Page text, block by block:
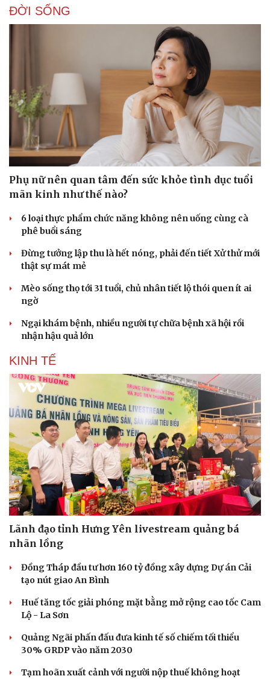
Thông tin doanh nghiệp
Doanh nghiệp 24h
Doanh nhân
Vì cộng đồng
Công nghệ
Sành điệu
Tin Công nghệ
Trải nghiệm
Chuyển đổi số
ĐỜI SỐNG
Phụ nữ nên quan tâm đến sức khỏe tình dục tuổi
mãn kinh như thế nào?
6 loại thực phẩm chức năng không nên uống cùng cà
phê buổi sáng
Đừng tưởng lập thu là hết nóng, phải đến tiết Xử thử mới
thật sự mát mẻ
Mèo sống thọ tới 31 tuổi, chủ nhân tiết lộ thói quen ít ai
ngờ
Ngại khám bệnh, nhiều người tự chữa bệnh xã hội rồi
nhận hậu quả lớn
KINH TẾ
Lãnh đạo tỉnh Hưng Yên livestream quảng bá
nhãn lồng
Đồng Tháp đầu tư hơn 160 tỷ đồng xây dựng Dự án Cải
tạo nút giao An Bình
Huế tăng tốc giải phóng mặt bằng mở rộng cao tốc Cam
Lộ - La Sơn
Quảng Ngãi phấn đấu đưa kinh tế số chiếm tối thiểu
30% GRDP vào năm 2030
Tạm hoãn xuất cảnh với người nộp thuế không hoạt